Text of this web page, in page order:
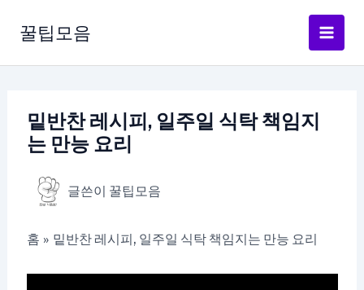
로
꿀팁모음
밑반찬 레시피, 일주일 식탁 책임지
는 만능 요리
글쓴이 꿀팁모음
홈 밑반찬 레시피, 일주일 식탁 책임지는 만능 요리